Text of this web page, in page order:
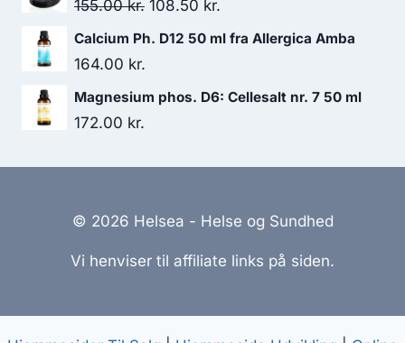
155.00kr. Den
oprindelige
108.50 kr.
aktuelle
Calcium Ph. D12 50 ml fra Allergica Amba
164.00 kr.
Magnesium phos. D6: Cellesalt nr. 7 50 ml
172.00 kr.
© 2026 Helsea - Helse og Sundhed
Vi henviser til affiliate links på siden.